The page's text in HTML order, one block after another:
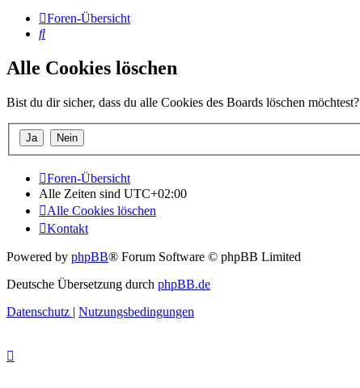
Foren-Übersicht
Suche
Alle Cookies löschen
Bist du dir sicher, dass du alle Cookies des Boards löschen möchtest?
Foren-Übersicht
Alle Zeiten sind UTC+02:00
Alle Cookies löschen
Kontakt
Powered by phpBB® Forum Software © phpBB Limited
Deutsche Übersetzung durch phpBB.de
Datenschutz | Nutzungsbedingungen